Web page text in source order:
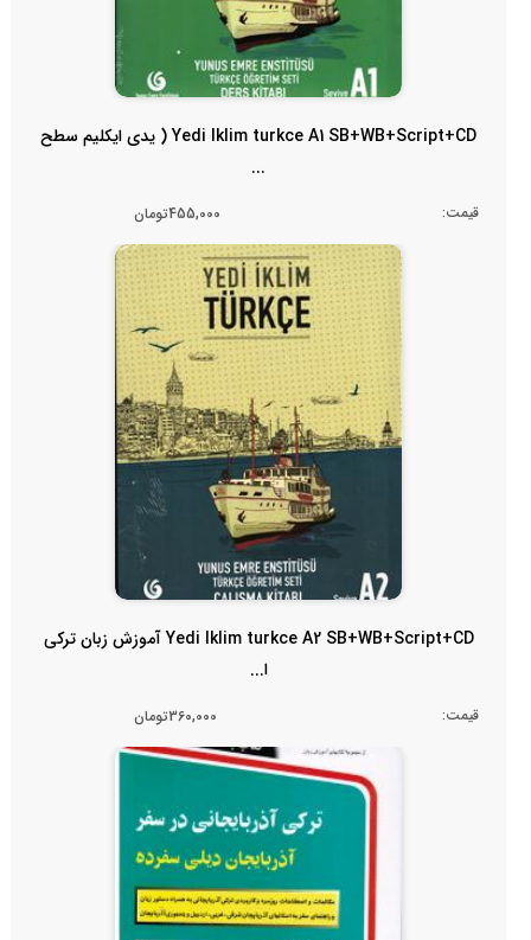
Yedi Iklim turkce A1 SB+WB+Script+CD ( یدی ایکلیم سطح
...
قیمت: 455,000تومان
Yedi Iklim turkce A2 SB+WB+Script+CD آموزش زبان ترکی
ا...
قیمت: 360,000تومان